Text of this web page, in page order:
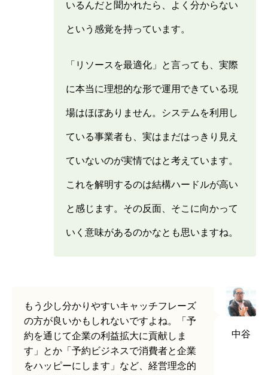
いるんだと聞かれたら、よく分からない
という感覚を持っています。
「リソースを最適化」と言っても、実際
に本当に理想的な形で運用できている現
場はほぼありません。システムを利用し
ている事業者も、実はまだはっきり見え
ていないのが実情ではと考えています。
これを解明するのは結構ハードルが高い
と感じます。その反面、そこに向かって
いく意味があるのかなとも思いますね。
もう少し分かりやすいキャッチフレーズ
の方が良いかもしれないですよね。「予
約を通じて企業の利益拡大に貢献しま
す」とか「予約ビジネスで消費者と企業
をハッピーにします」など、経営理念的
中谷